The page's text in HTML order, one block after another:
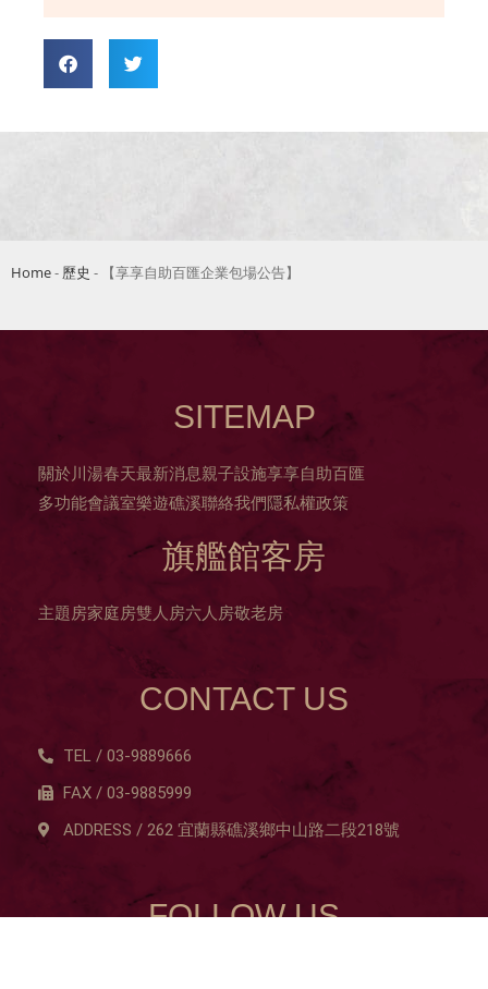
Home- 歷史 - 【享享自助百匯企業包場公告】
SITEMAP
關於川湯春天最新消息親子設施享享自助百匯
多功能會議室樂遊礁溪聯絡我們隱私權政策
旗艦館客房
主題房家庭房雙人房六人房敬老房
CONTACT US
TEL / 03-9889666
FAX / 03-9885999
ADDRESS / 262 宜蘭縣礁溪鄉中山路二段218號
FOLLOW US